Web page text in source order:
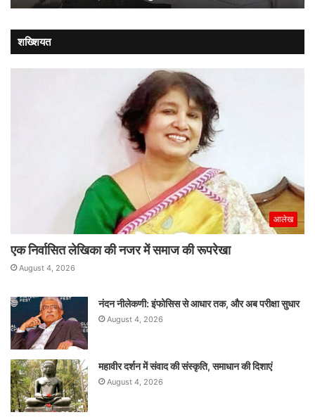
शख्शियत
आलेख
एक निर्वासित लेखिका की नजर में समाज की रूपरेखा
August 4, 2026
नंदन नीलेकणी: इंफोसिस से आधार तक, और अब परीक्षा सुधार
August 4, 2026
महावीर दर्शन में संवाद की संस्कृति, समाधान की दिशाएं
August 4, 2026